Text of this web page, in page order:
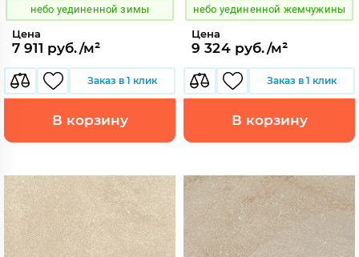
небо уединенной зимы
Цена
7 911 руб./м²
Заказ в 1 клик
В корзину
небо уединенной жемчужины
Цена
9 324 руб./м²
Заказ в 1 клик
В корзину